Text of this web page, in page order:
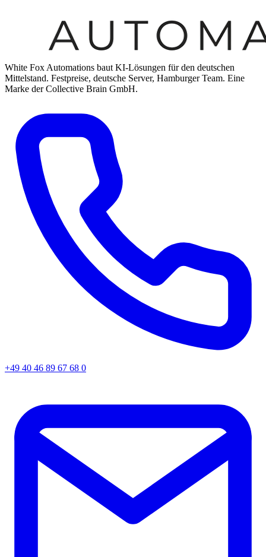
White Fox Automations baut KI-Lösungen für den deutschen
Mittelstand. Festpreise, deutsche Server, Hamburger Team. Eine
Marke der Collective Brain GmbH.
+49 40 46 89 67 68 0